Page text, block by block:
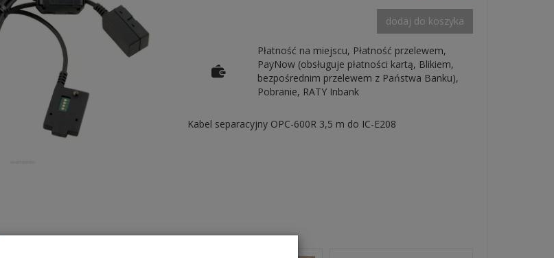
dodaj do koszyka
Płatność na miejscu, Płatność przelewem,
PayNow (obsługuje płatności kartą, Blikiem,
bezpośrednim przelewem z Państwa Banku),
Pobranie, RATY Inbank
Kabel separacyjny OPC-600R 3,5 m do IC-E208